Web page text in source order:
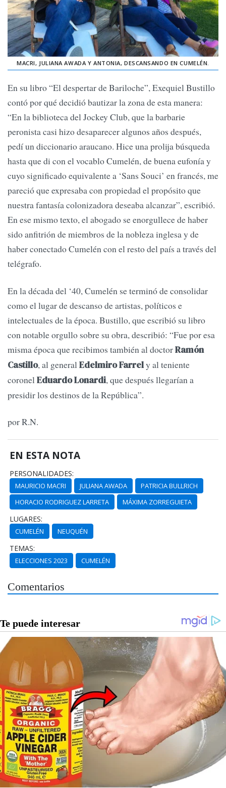
MACRI, JULIANA AWADA Y ANTONIA, DESCANSANDO EN CUMELÉN.
En su libro “El despertar de Bariloche”, Exequiel Bustillo
contó por qué decidió bautizar la zona de esta manera:
“En la biblioteca del Jockey Club, que la barbarie
peronista casi hizo desaparecer algunos años después,
pedí un diccionario araucano. Hice una prolija búsqueda
hasta que di con el vocablo Cumelén, de buena eufonía y
cuyo significado equivalente a ‘Sans Souci’ en francés, me
pareció que expresaba con propiedad el propósito que
nuestra fantasía colonizadora deseaba alcanzar”, escribió.
En ese mismo texto, el abogado se enorgullece de haber
sido anfitrión de miembros de la nobleza inglesa y de
haber conectado Cumelén con el resto del país a través del
telégrafo.
En la década del ‘40, Cumelén se terminó de consolidar
como el lugar de descanso de artistas, políticos e
intelectuales de la época. Bustillo, que escribió su libro
con notable orgullo sobre su obra, describió: “Fue por esa
misma época que recibimos también al doctorRamón
Castillo, al general Edelmiro Farrely al teniente
coronel Eduardo Lonardi, que después llegarían a
presidir los destinos de la República”.
por R.N.
EN ESTA NOTA
PERSONALIDADES:
MAURICIO MACRI JULIANA AWADA
PATRICIA BULLRICH
HORACIO RODRIGUEZ LARRETA
MÁXIMA ZORREGUIETA
LUGARES:
CUMELÉN NEUQUÉN
TEMAS:
ELECCIONES 2023 CUMELÉN
Comentarios